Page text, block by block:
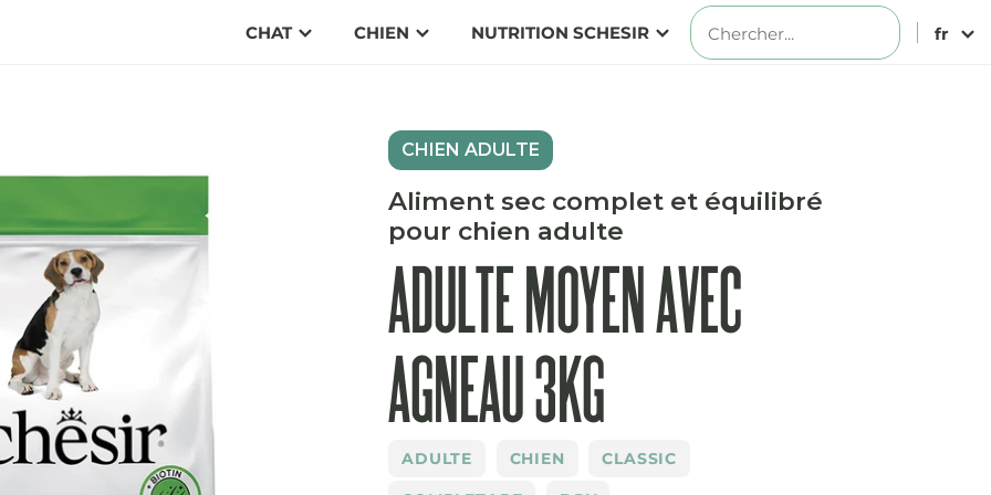
CHAT CHIEN NUTRITION SCHESIR fr
CHIEN ADULTE
Aliment sec complet et équilibré
pour chien adulte
ADULTE MOYEN AVEC
AGNEAU 3KG
ADULTE CHIEN CLASSIC